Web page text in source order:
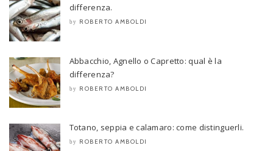
differenza.
by ROBERTO AMBOLDI
Abbacchio, Agnello o Capretto: qual è la
differenza?
by ROBERTO AMBOLDI
Totano, seppia e calamaro: come distinguerli.
by ROBERTO AMBOLDI